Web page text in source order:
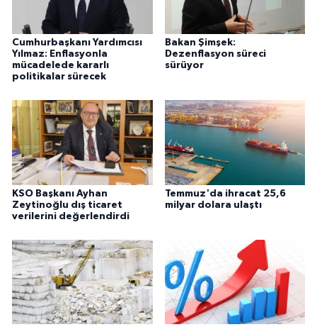
Cumhurbaşkanı Yardımcısı
Yılmaz: Enflasyonla
mücadelede kararlı
politikalar sürecek
Bakan Şimşek:
Dezenflasyon süreci
sürüyor
KSO Başkanı Ayhan
Zeytinoğlu dış ticaret
verilerini değerlendirdi
Temmuz'da ihracat 25,6
milyar dolara ulaştı